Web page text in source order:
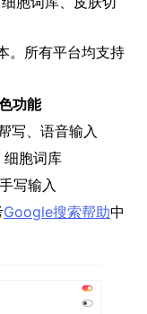
。所有平台均支持
功能
写、语音输入
胞词库
写输入
Google搜索帮助中